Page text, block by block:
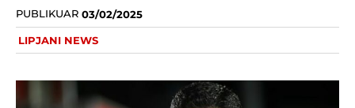
PUBLIKUAR 03/02/2025
LIPJANI NEWS